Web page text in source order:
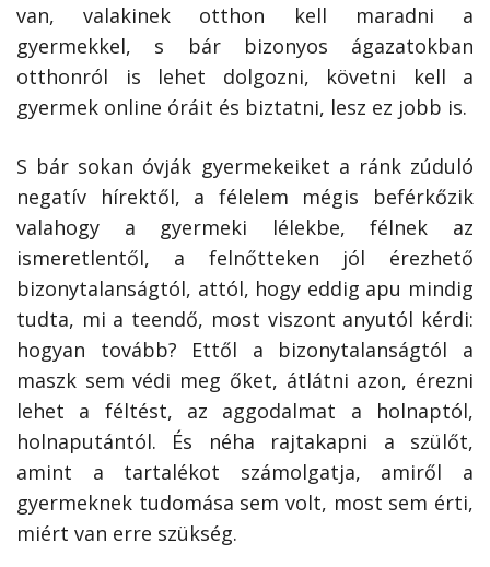
van, valakinek otthon kell maradni a
gyermekkel, s bár bizonyos ágazatokban
otthonról is lehet dolgozni, követni kell a
gyermek online óráit és biztatni, lesz ez jobb is.
S bár sokan óvják gyermekeiket a ránk zúduló
negatív hírektől, a félelem mégis beférkőzik
valahogy a gyermeki lélekbe, félnek az
ismeretlentől, a felnőtteken jól érezhető
bizonytalanságtól, attól, hogy eddig apu mindig
tudta, mi a teendő, most viszont anyutól kérdi:
hogyan tovább? Ettől a bizonytalanságtól a
maszk sem védi meg őket, átlátni azon, érezni
lehet a féltést, az aggodalmat a holnaptól,
holnaputántól. És néha rajtakapni a szülőt,
amint a tartalékot számolgatja, amiről a
gyermeknek tudomása sem volt, most sem érti,
miért van erre szükség.